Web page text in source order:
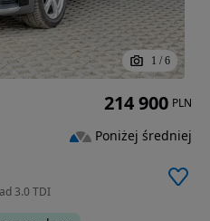
1 / 6
3.0 TDI
214 900 PLN
Poniżej średniej